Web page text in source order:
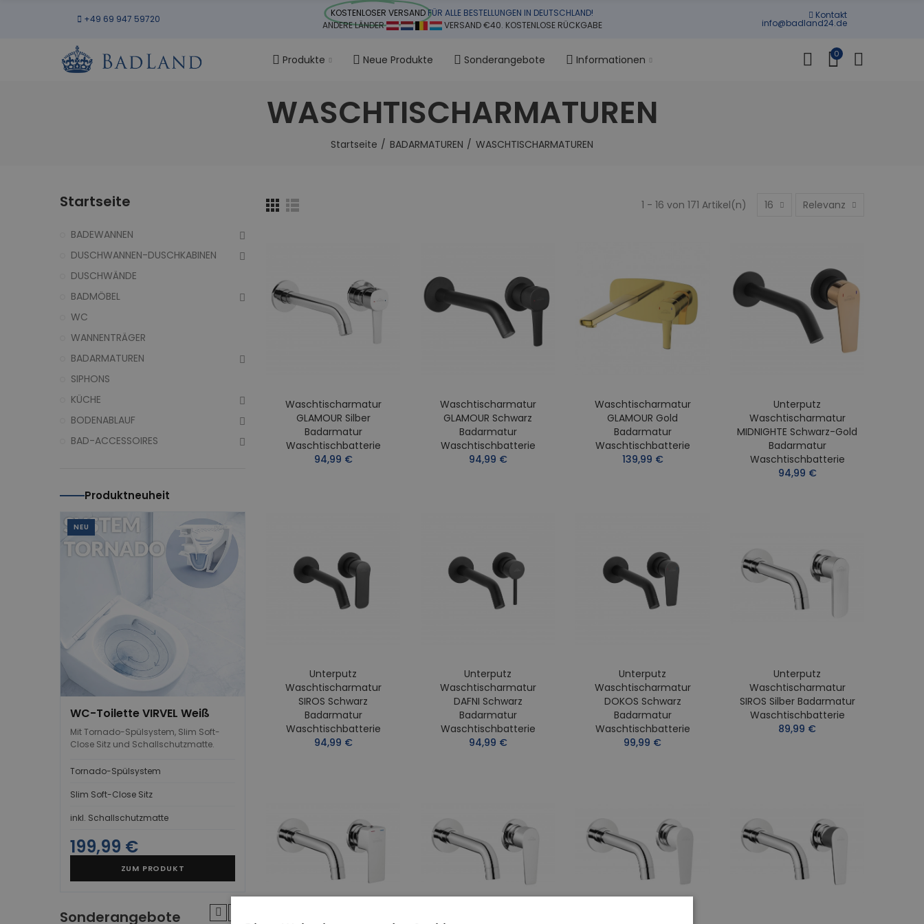
+49 69 947 59720
KOSTENLOSER VERSANDFÜR ALLE BESTELLUNGEN IN DEUTSCHLAND!
ANDERE LÄNDER
VERSAND €40. KOSTENLOSE RÜCKGABE
Kontakt
info@badland24.de
Produkte Neue Produkte Sonderangebote Informationen 0
WASCHTISCHARMATUREN
Startseite BADARMATUREN WASCHTISCHARMATUREN
1 - 16 von 171 Artikel(n) 16 Relevanz
Waschtischarmatur
GLAMOUR Silber
Badarmatur
Waschtischbatterie
94,99 €
Waschtischarmatur
GLAMOUR Schwarz
Badarmatur
Waschtischbatterie
94,99 €
Waschtischarmatur
GLAMOUR Gold
Badarmatur
Waschtischbatterie
139,99 €
Unterputz
Waschtischarmatur
MIDNIGHTE Schwarz-Gold
Badarmatur
Waschtischbatterie
94,99 €
Unterputz
Waschtischarmatur
SIROS Schwarz
Badarmatur
Waschtischbatterie
94,99 €
Unterputz
Waschtischarmatur
DAFNI Schwarz
Badarmatur
Waschtischbatterie
94,99 €
Unterputz
Waschtischarmatur
DOKOS Schwarz
Badarmatur
Waschtischbatterie
99,99 €
Unterputz
Waschtischarmatur
SIROS Silber Badarmatur
Waschtischbatterie
89,99 €
Startseite
BADEWANNEN
DUSCHWANNEN-DUSCHKABINEN
DUSCHWÄNDE
BADMÖBEL
WC
WANNENTRÄGER
BADARMATUREN
SIPHONS
KÜCHE
BODENABLAUF
BAD-ACCESSOIRES
Produktneuheit
NEU
WC-Toilette VIRVEL Weiß
Mit Tornado-Spülsystem, Slim Soft-
Close Sitz und Schallschutzmatte.
Tornado-Spülsystem
Slim Soft-Close Sitz
inkl. Schallschutzmatte
199,99 €
ZUM PRODUKT
Sonderangebote